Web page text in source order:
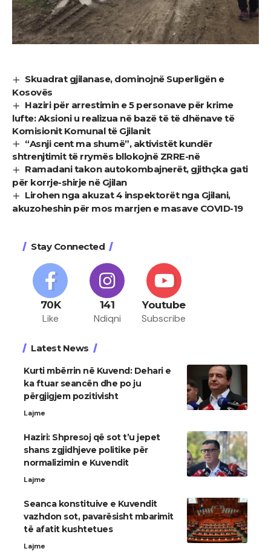
Skuadrat gjilanase, dominojnë Superligën e
Kosovës
Haziri për arrestimin e 5 personave për krime
lufte: Aksioni u realizua në bazë të të dhënave të
Komisionit Komunal të Gjilanit
“Asnji cent ma shumë”, aktivistët kundër
shtrenjtimit të rrymës bllokojnë ZRRE-në
Ramadani takon autokombajnerët, gjithçka gati
për korrje-shirje në Gjilan
Lirohen nga akuzat 4 inspektorët nga Gjilani,
akuzoheshin për mos marrjen e masave COVID-19
Stay Connected
70K
Like
141
Ndiqni
Youtube
Subscribe
Latest News
Kurti mbërrin në Kuvend: Dehari e
ka ftuar seancën dhe po ju
përgjigjem pozitivisht
Lajme
Haziri: Shpresoj që sot t’u jepet
shans zgjidhjeve politike për
normalizimin e Kuvendit
Lajme
Seanca konstituive e Kuvendit
vazhdon sot, pavarësisht mbarimit
të afatit kushtetues
Lajme